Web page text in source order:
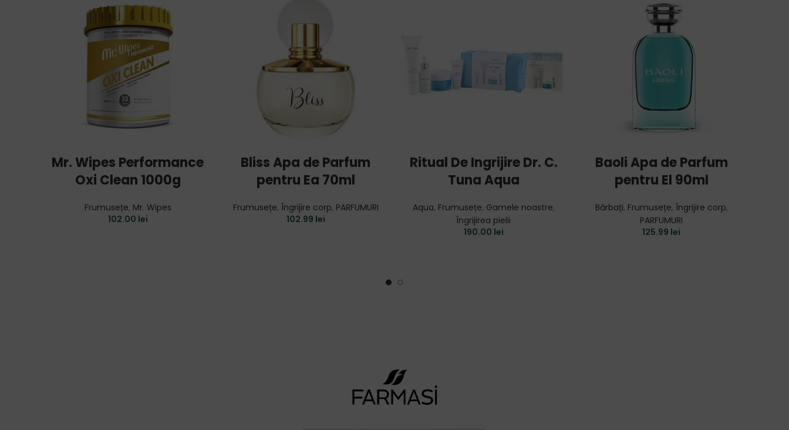
ADD TO CART
Mr. Wipes Performance
Oxi Clean 1000g
Frumusețe, Mr. Wipes
102.00 lei
Bliss Apa de Parfum
pentru Ea 70ml
Frumusețe, Îngrijire corp, PARFUMURI
102.99 lei
ADD TO CART
Ritual De Ingrijire Dr. C.
Tuna Aqua
Aqua, Frumusețe, Gamele noastre,
Îngrijirea pielii
190.00 lei
Baoli Apa de Parfum
pentru El 90ml
Bărbați, Frumusețe, Îngrijire corp,
PARFUMURI
125.99 lei